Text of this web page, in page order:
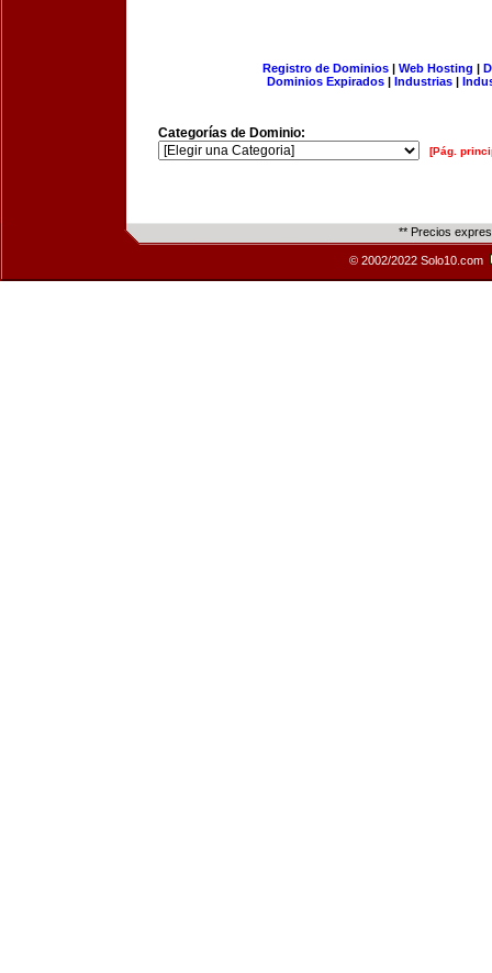
Registro de Dominios| Web Hosting |
Dominios Expirados | Industrias |
Categorías de Dominio:
[Pág.
** Precios
© 2002/2022 Solo10.com